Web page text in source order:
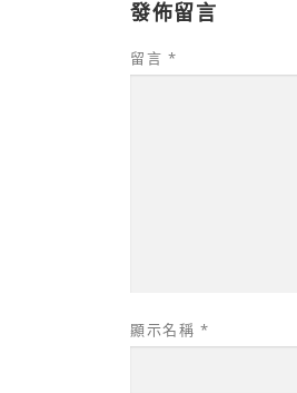
發佈留言
留言 *
顯示名稱 *